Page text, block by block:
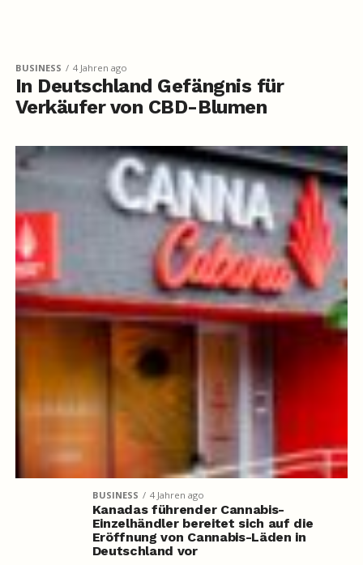
BUSINESS 4 Jahren ago
In Deutschland Gefängnis für
Verkäufer von CBD-Blumen
BUSINESS 4 Jahren ago
Kanadas führender Cannabis-
Einzelhändler bereitet sich auf die
Eröffnung von Cannabis-Läden in
Deutschland vor